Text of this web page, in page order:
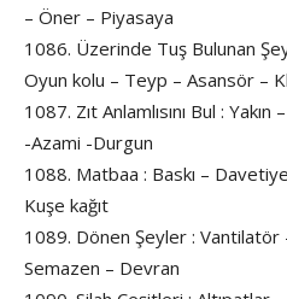
– Öner – Piyasaya
1086. Üzerinde Tuş Bulunan
Oyun kolu – Teyp – Asansör –
1087. Zıt Anlamlısını Bul :
-Azami -Durgun
1088. Matbaa : Baskı –
Kuşe kağıt
1089. Dönen Şeyler :
Semazen – Devran